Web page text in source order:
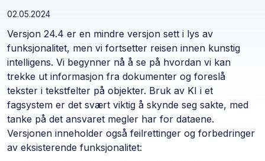
02.05.2024
Versjon 24.4 er en mindre versjon sett i lys av
funksjonalitet, men vi fortsetter reisen innen kunstig
intelligens. Vi begynner nå å se på hvordan vi kan
trekke ut informasjon fra dokumenter og foreslå
tekster i tekstfelter på objekter. Bruk av KI i et
fagsystem er det svært viktig å skynde seg sakte, med
tanke på det ansvaret megler har for dataene.
Versjonen inneholder også feilrettinger og forbedringer
av eksisterende funksjonalitet: